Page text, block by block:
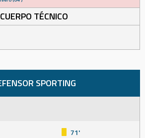
CUERPO TÉCNICO
SPORTING
71'